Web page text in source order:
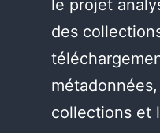
le projet
des
collections et